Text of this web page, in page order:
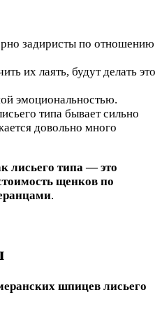
задиристы по отношению
их лаять, будут делать это
эмоциональностью.
типа бывает сильно
довольно много
лисьего типа — это
щенков по
.
шпицев лисьего